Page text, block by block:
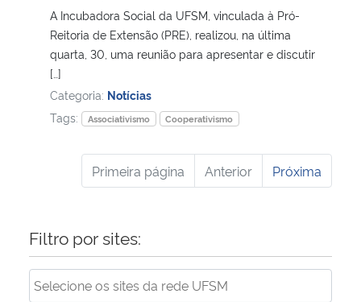
A Incubadora Social da UFSM, vinculada à Pró-
Reitoria de Extensão (PRE), realizou, na última
quarta, 30, uma reunião para apresentar e discutir
[…]
Categoria: Notícias
Tags:
Associativismo Cooperativismo
Primeira página Anterior Próxima
Filtro por sites: